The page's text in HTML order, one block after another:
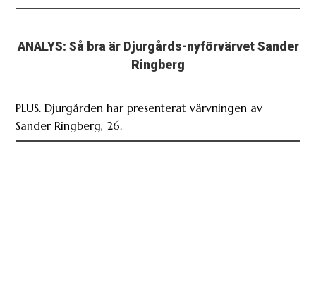
ANALYS: Så bra är Djurgårds-nyförvärvet Sander
Ringberg
PLUS. Djurgården har presenterat värvningen av
Sander Ringberg, 26.